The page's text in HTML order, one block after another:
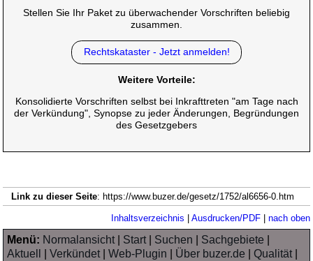
Stellen Sie Ihr Paket zu überwachender Vorschriften beliebig
zusammen.
Rechtskataster - Jetzt anmelden!
Weitere Vorteile:
Konsolidierte Vorschriften selbst bei Inkrafttreten "am Tage nach
der Verkündung", Synopse zu jeder Änderungen, Begründungen
des Gesetzgebers
Link zu dieser Seite: https://www.buzer.de/gesetz/1752/al6656-0.htm
Inhaltsverzeichnis Ausdrucken/PDF| nach oben
Menü: Normalansicht| Start| Suchen Sachgebiete
Aktuell
|Verkündet|Web-Plugin Über buzer.de |Qualität|